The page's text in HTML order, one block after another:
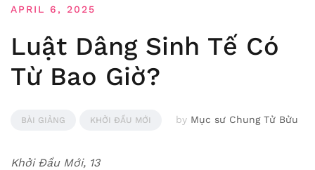
APRIL 6, 2025
Luật Dâng Sinh Tế Có
Từ Bao Giờ?
BÀI GIẢNG KHỞI ĐẦU MỚI by Mục sư Chung Tử Bửu
Khởi Đầu Mới, 13